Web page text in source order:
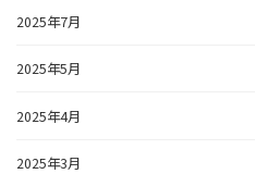
2025年7月
2025年5月
2025年4月
2025年3月